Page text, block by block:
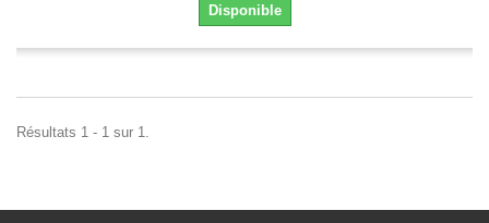
Disponible
Résultats 1 - 1 sur 1.